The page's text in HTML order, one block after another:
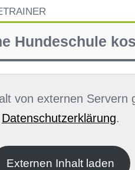
Hundeschule
von externen Servern
Datenschutzerklärung.
Externen Inhalt laden